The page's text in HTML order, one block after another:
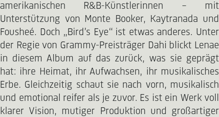
amerikanischen R&B-Künstlerinnen – mit
Unterstützung von Monte Booker, Kaytranada und
Fousheé. Doch „Bird’s Eye“ ist etwas anderes. Unter
der Regie von Grammy-Preisträger Dahi blickt Lenae
in diesem Album auf das zurück, was sie geprägt
hat: ihre Heimat, ihr Aufwachsen, ihr musikalisches
Erbe. Gleichzeitig schaut sie nach vorn, musikalisch
und emotional reifer als je zuvor. Es ist ein Werk voll
klarer Vision, mutiger Produktion und großartiger